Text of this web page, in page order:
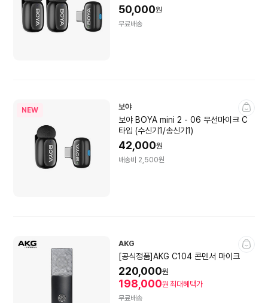
50,000원
무료배송
NEW 보야
보야 BOYA mini 2 - 06 무선마이크 C
타입 (수신기1/송신기1)
42,000원
배송비 2,500원
AKG
[공식정품]AKG C104 콘덴서 마이크
220,000원
198,000원 최대혜택가
무료배송